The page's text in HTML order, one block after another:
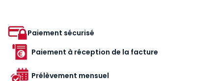
Paiement sécurisé
Paiement à réception de la facture
Prélèvement mensuel